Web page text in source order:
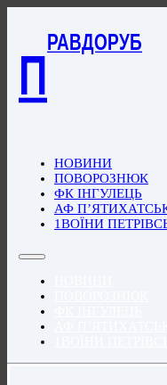
П
РАВДОРУБ
НОВИНИ
ПОВОРОЗНЮК
ФК ІНГУЛЕЦЬ
АФ
1ВОЇНИ